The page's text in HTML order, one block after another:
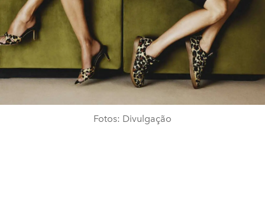
Fotos: Divulgação